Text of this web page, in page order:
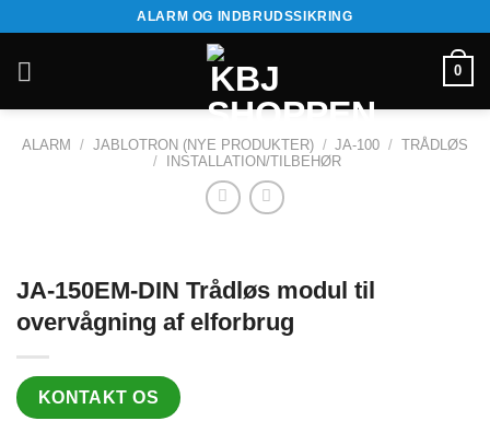
indhold
ALARM OG INDBRUDSSIKRING
0
ALARM / JABLOTRON (NYE PRODUKTER) / JA-100 / TRÅDLØS
/
INSTALLATION/TILBEHØR
JA-150EM-DIN Trådløs modul til
overvågning af elforbrug
KONTAKT OS